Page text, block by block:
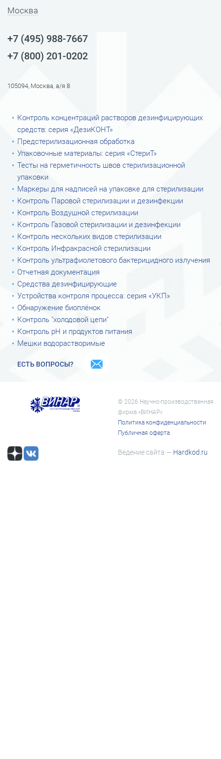
Москва
+7 (495) 988-7667
+7 (800) 201-0202
105094, Москва, а/я 8
Контроль концентраций растворов дезинфицирующих
средств: серия «ДезиКОНТ»
Предстерилизационная обработка
Упаковочные материалы: серия «СтериТ»
Тесты на герметичность швов стерилизационной
упаковки
Маркеры для надписей на упаковке для стерилизации
Контроль Паровой стерилизации и дезинфекции
Контроль Воздушной стерилизации
Контроль Газовой стерилизации и дезинфекции
Контроль нескольких видов стерилизации
Контроль Инфракрасной стерилизации
Контроль ультрафиолетового бактерицидного излучения
Отчетная документация
Средства дезинфицирующие
Устройства контроля процесса: серия «УКП»
Обнаружение биоплёнок
Контроль "холодовой цепи"
Контроль рН и продуктов питания
Мешки водорастворимые
ЕСТЬ ВОПРОСЫ?
© 2026 Научно-производственная
фирма «ВИНАР»
Политика конфиденциальности
Публичная оферта
Ведение сайта — Hardkod.ru